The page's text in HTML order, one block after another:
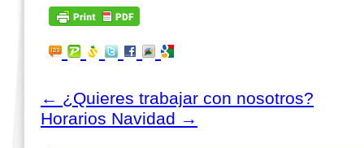
← ¿Quieres trabajar con nosotros?
Horarios Navidad →